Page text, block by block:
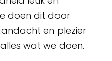
doen dit door
en plezier
wat we doen.